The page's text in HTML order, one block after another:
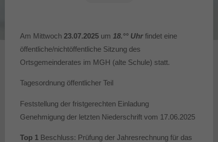
Am Mittwoch 23.07.2025um 18.°° Uhrfindet eine
öffentliche/nichtöffentliche Sitzung des
Ortsgemeinderates im MGH (alte Schule) statt.
Tagesordnung öffentlicher Teil
Feststellung der fristgerechten Einladung
Genehmigung der letzten Niederschrift vom 17.06.2025
Top 1Beschluss: Prüfung der Jahresrechnung für das